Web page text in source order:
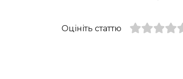
Оцініть статтю